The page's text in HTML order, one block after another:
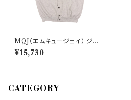
MQJ（エムキュージェイ） ジレ
MQJ10061202 24721
¥15,730
CATEGORY